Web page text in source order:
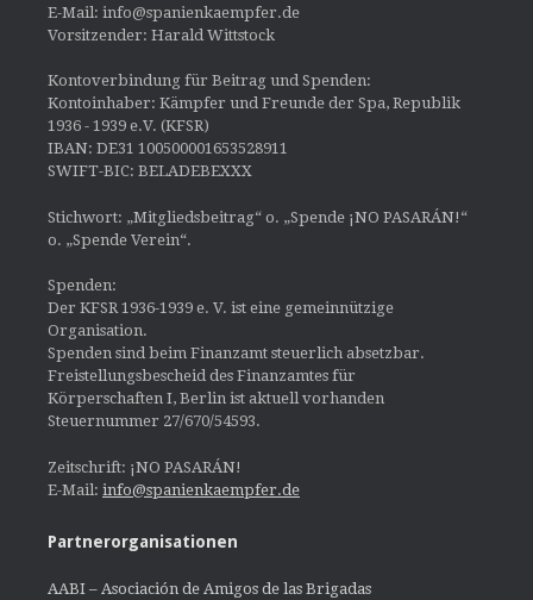
E-Mail: info@spanienkaempfer.de
Vorsitzender: Harald Wittstock
Kontoverbindung für Beitrag und Spenden:
Kontoinhaber: Kämpfer und Freunde der Spa, Republik
1936 - 1939 e.V. (KFSR)
IBAN: DE31 100500001653528911
SWIFT-BIC: BELADEBEXXX
Stichwort: „Mitgliedsbeitrag“ o. „Spende ¡NO PASARÁN!“
o. „Spende Verein“.
Spenden:
Der KFSR 1936-1939 e. V. ist eine gemeinnützige
Organisation.
Spenden sind beim Finanzamt steuerlich absetzbar.
Freistellungsbescheid des Finanzamtes für
Körperschaften I, Berlin ist aktuell vorhanden
Steuernummer 27/670/54593.
Zeitschrift: ¡NO PASARÁN!
E-Mail: info@spanienkaempfer.de
Partnerorganisationen
AABI – Asociación de Amigos de las Brigadas